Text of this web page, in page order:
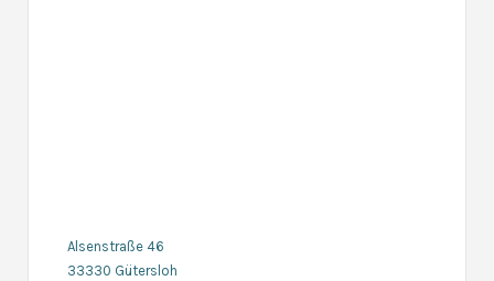
Alsenstraße 46
33330 Gütersloh